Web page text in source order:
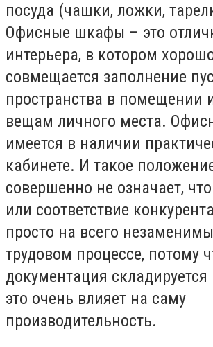
посуда (чашки, ложки,
Офисные шкафы – это
интерьера, в котором
совмещается заполнение
пространства в помещении
вещам личного места.
имеется в наличии
кабинете. И такое
совершенно не означает,
или соответствие
просто на всего
трудовом процессе, потому
документация складируется
это очень влияет на саму
производительность.